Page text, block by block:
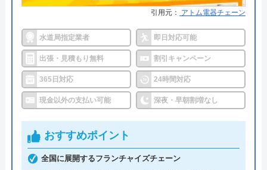
事前見積もりを徹底しており、金額に納得してから
作業を依頼できます。早朝・深夜の料金割増はな
く、見積もりや出張料も無料なので、急なトラブル
でも気兼ねなく相談可能です。また、見積もり時に
「Webを見た」と申告すると、Web割で20%割引に
なります。
支払い方法にコンビニ後払いも選べるので、急な出
費で手持ちがなくても修理が可能です。他にも、ク
引用元： アトム電器チェーン
水道局指定業者 即日対応可能
出張・見積もり無料 割引キャンペーン
365日対応 24時間対応
現金以外の支払い可能 深夜・早朝割増なし
おすすめポイント
全国に展開するフランチャイズチェーン